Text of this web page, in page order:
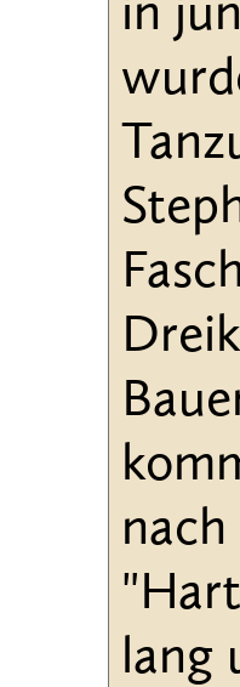
in
lang